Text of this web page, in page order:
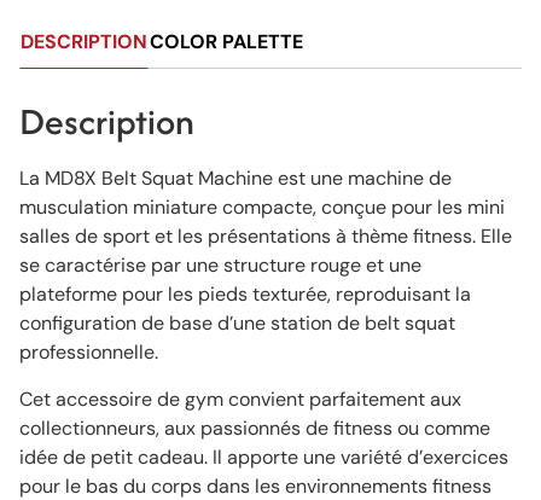
DESCRIPTIONCOLOR PALETTE
Description
La MD8X Belt Squat Machine est une machine de
musculation miniature compacte, conçue pour les mini
salles de sport et les présentations à thème fitness. Elle
se caractérise par une structure rouge et une
plateforme pour les pieds texturée, reproduisant la
configuration de base d’une station de belt squat
professionnelle.
Cet accessoire de gym convient parfaitement aux
collectionneurs, aux passionnés de fitness ou comme
idée de petit cadeau. Il apporte une variété d’exercices
pour le bas du corps dans les environnements fitness